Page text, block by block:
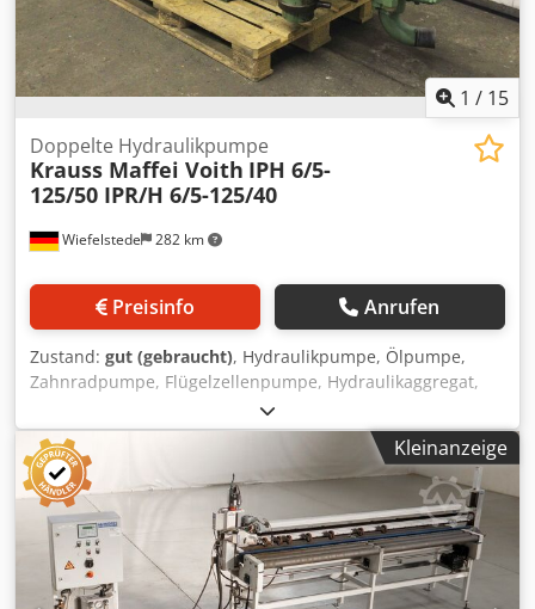
1 / 15
Wiefelstede 282 km
Doppelte Hydraulikpumpe
Krauss Maffei Voith IPH 6/5-
125/50 IPR/H 6/5-125/40
Preisinfo Anrufen
Zustand: gut (gebraucht), Hydraulikpumpe, Ölpumpe,
Zahnradpumpe, Flügelzellenpumpe, Hydraulikaggregat,
Doppelte Hydraulikpumpe Dcsdpsg Avqcjfx Ap Iek -
Doppelte Hydraulikpumpe: aus Spritzgießmaschine KHS
Krauss Maffei KM 1000-5000A -Pumpe 1: Voith Typ IPH 6/5-
125/50 300 bar -Pumpe 2: Voith Typ IPR/H 6/5-125/40
210/300 bar -Antrieb: Loher 75 kW 1500 U/min -
Einzelkomponenten: Filter/Ventile siehe Fotos -
Abmessungen: 2285/800/H900 mm -Gewicht: 1132 kg
Kleinanzeige